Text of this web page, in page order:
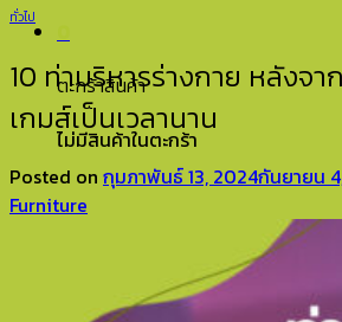
ตะกร้าสินค้า
ไม่มีสินค้าในตะกร้า
ทั่วไป
10 ท่าบริหารร่างกาย หลังจา
เกมส์เป็นเวลานาน
Posted on กุมภาพันธ์ 13, 2024กันยายน
Furniture